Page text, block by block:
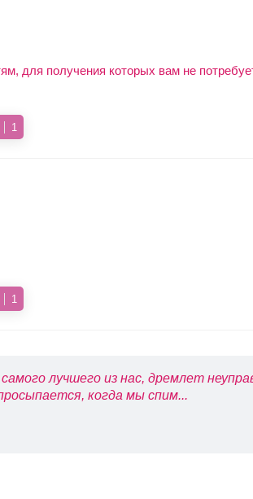
для получения которых вам не
1
1
лучшего из нас, дремлет
когда мы спим...